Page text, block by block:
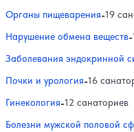
Органы пищеварения-19
Нарушение обмена веществ-
Заболевания эндокринной
Почки и урология-16
Гинекология-12 санаториев
Болезни мужской половой